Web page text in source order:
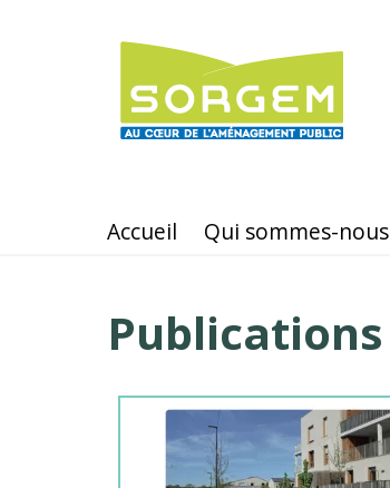
Accueil Qui sommes-nous
Publications